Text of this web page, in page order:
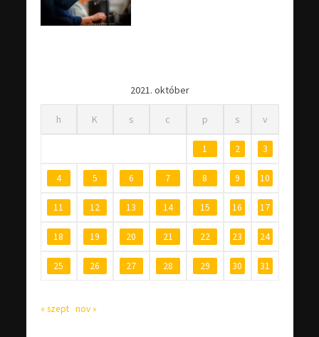
2021. október
h K s c p s v
1 2 3
4 5 6 7 8 9 10
11 12 13 14 15 16 17
18 19 20 21 22 23 24
25 26 27 28 29 30 31
« szept nov »